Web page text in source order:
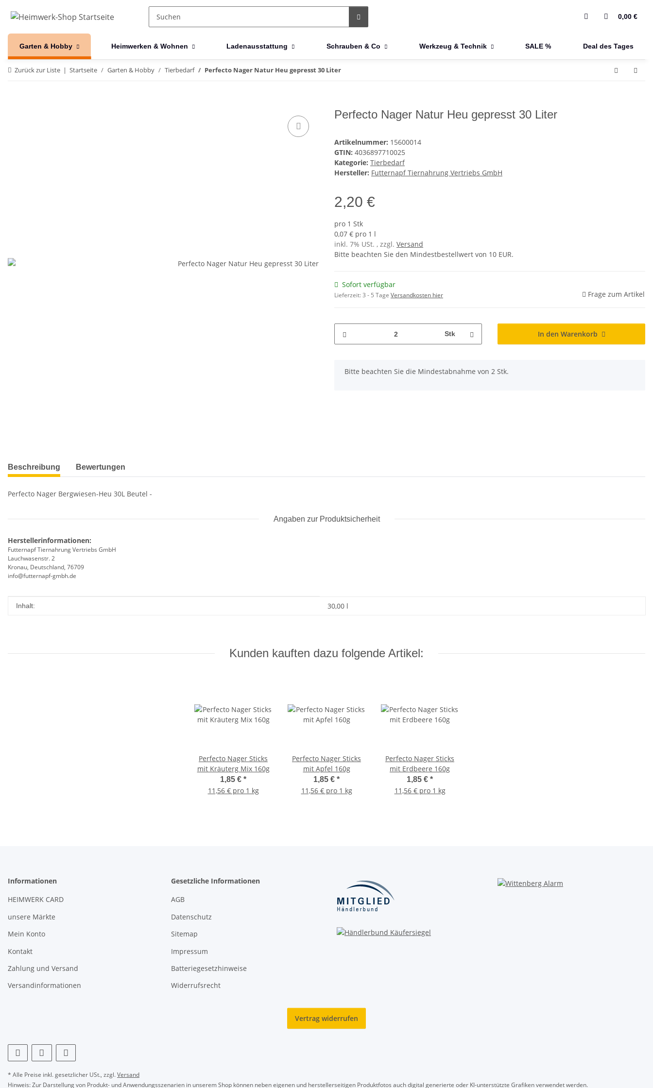
0,00 €
Garten & Hobby Heimwerken & Wohnen Ladenausstattung Schrauben & Co Werkzeug & Technik SALE % Deal des Tages
Zurück zur Liste Startseite Garten & Hobby Tierbedarf Perfecto Nager Natur Heu gepresst 30 Liter
Perfecto Nager Natur Heu gepresst 30 Liter
Artikelnummer: 15600014
GTIN: 4036897710025
Kategorie: Tierbedarf
Hersteller: Futternapf Tiernahrung Vertriebs GmbH
2,20 €
pro 1 Stk
0,07 € pro 1 l
inkl. 7% USt. , zzgl. Versand
Bitte beachten Sie den Mindestbestellwert von 10 EUR.
Sofort verfügbar
Lieferzeit:3 - 5 Tage Versandkosten hier Frage zum Artikel
Stk In den Warenkorb
x
Bitte beachten Sie die Mindestabnahme von 2 Stk.
weitere Registerkarten anzeigen
Beschreibung Bewertungen
Perfecto Nager Bergwiesen-Heu 30L Beutel -
Angaben zur Produktsicherheit
Herstellerinformationen:
Futternapf Tiernahrung Vertriebs GmbH
Lauchwasenstr. 2
Kronau, Deutschland, 76709
info@futternapf-gmbh.de
Produkteigenschaft
Wert
Inhalt: 30,00 l
Kunden kauften dazu folgende Artikel:
Perfecto Nager Sticks
mit Kräuterg Mix 160g
1,85 € *
11,56 € pro 1 kg
Perfecto Nager Sticks
mit Apfel 160g
1,85 € *
11,56 € pro 1 kg
Perfecto Nager Sticks
mit Erdbeere 160g
1,85 € *
11,56 € pro 1 kg
Informationen
HEIMWERK CARD
unsere Märkte
Mein Konto
Kontakt
Zahlung und Versand
Versandinformationen
Gesetzliche Informationen
AGB
Datenschutz
Sitemap
Impressum
Batteriegesetzhinweise
Widerrufsrecht
Vertrag widerrufen
* Alle Preise inkl. gesetzlicher USt., zzgl.Versand
Hinweis: Zur Darstellung von Produkt- und Anwendungsszenarien in unserem Shop können neben eigenen und herstellerseitigen Produktfotos auch digital generierte oder KI-unterstützte Grafiken verwendet werden.